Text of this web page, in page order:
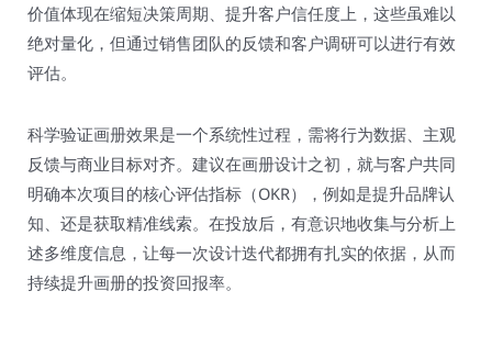
价值体现在缩短决策周期、提升客户信任度上，这些虽难以
绝对量化，但通过销售团队的反馈和客户调研可以进行有效
评估。
科学验证画册效果是一个系统性过程，需将行为数据、主观
反馈与商业目标对齐。建议在画册设计之初，就与客户共同
明确本次项目的核心评估指标（OKR），例如是提升品牌认
知、还是获取精准线索。在投放后，有意识地收集与分析上
述多维度信息，让每一次设计迭代都拥有扎实的依据，从而
持续提升画册的投资回报率。